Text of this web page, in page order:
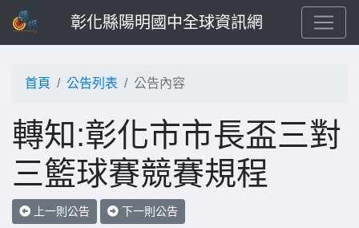
彰化縣陽明國中全球資訊網
首頁 公告列表 公告內容
轉知:彰化市市長盃三對
三籃球賽競賽規程
上一則公告 下一則公告